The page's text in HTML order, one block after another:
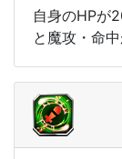
自身のHPが
と魔攻・命